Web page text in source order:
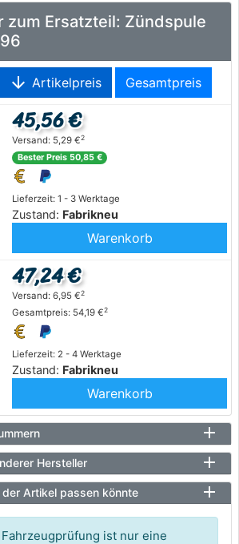
zum Ersatzteil: Zündspule
arrow_downward Artikelpreis Gesamtpreis
Lieferzeit: 1 - 3 Werktage
Zustand: Fabrikneu
45,56 €
Versand: 5,29 €2
Bester Preis 50,85 €
Warenkorb
Lieferzeit: 2 - 4 Werktage
Zustand: Fabrikneu
47,24 €
Versand: 6,95 €2
Gesamtpreis: 54,19 €2
Warenkorb
Hersteller
der Artikel passen könnte
ist nur eine